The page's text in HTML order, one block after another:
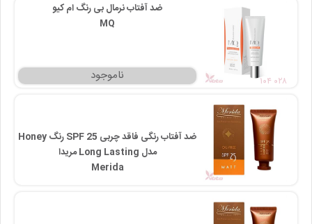
ضد آفتاب نرمال بی رنگ ام کیو
MQ
۱۰۴ ۰۲۸
ضد آفتاب رنگی فاقد چربی SPF 25 رنگ Honey
مدل Long Lasting مریدا
Merida